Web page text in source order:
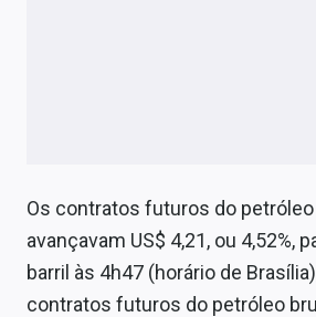
Sobre
Expediente
Os contratos futuros do
avançavam US$ 4,21, ou 4,52%,
barril às 4h47 (horário de
contratos futuros do petróleo